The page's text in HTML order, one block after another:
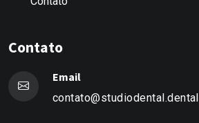
Contato
Email
contato@studiodental.dental